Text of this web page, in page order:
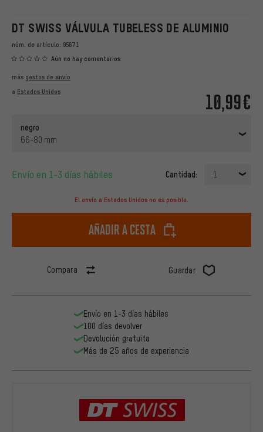
DT SWISS VÁLVULA TUBELESS DE ALUMINIO
núm. de artículo: 95671
Aún no hay comentarios
10,99€
más gastos de envío
a Estados Unidos
negro
66-80 mm
Envío en 1-3 días hábiles Cantidad: 1
El envío a Estados Unidos no es posible.
Añadir a cesta
Compara Guardar
Envío en 1-3 días hábiles
100 días devolver
Devolución gratuita
Más de 25 años de experiencia
DT Swiss